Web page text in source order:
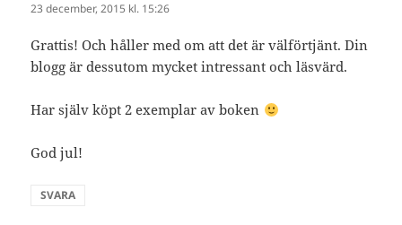
23 december, 2015 kl. 15:26
Grattis! Och håller med om att det är välförtjänt. Din
blogg är dessutom mycket intressant och läsvärd.
Har själv köpt 2 exemplar av boken
God jul!
SVARA